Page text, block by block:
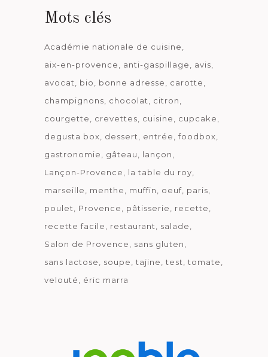
Mots clés
Académie nationale de cuisine
aix-en-provence
anti-gaspillage
avis
avocat
bio bonne adresse
carotte
champignons
chocolat
citron
courgette
crevettes cuisine
cupcake
degusta box
dessert entrée
foodbox
gastronomie
gâteau
lançon
Lançon-Provence
la table du roy
marseille
menthe muffin oeuf paris
poulet
Provence pâtisserie
recette
recette facile
restaurant
salade
Salon de Provence
sans gluten
sans lactose
soupe tajine test
tomate
velouté
éric marra